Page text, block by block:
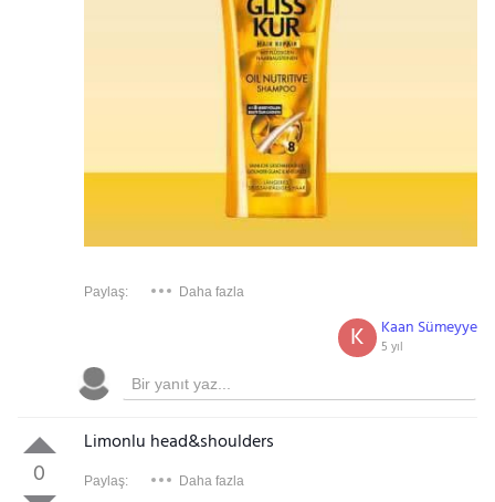
Paylaş: Daha fazla
Kaan Sümeyye
5 yıl
K
0
Limonlu head&shoulders
Paylaş: Daha fazla